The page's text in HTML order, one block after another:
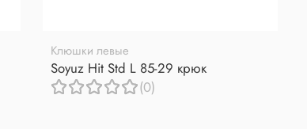
Клюшки левые
Soyuz Hit Std L 85-29 крюк
(0)